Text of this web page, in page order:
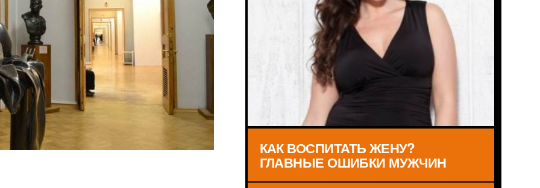
КАК ВОСПИТАТЬ ЖЕНУ?
ГЛАВНЫЕ ОШИБКИ МУЖЧИН